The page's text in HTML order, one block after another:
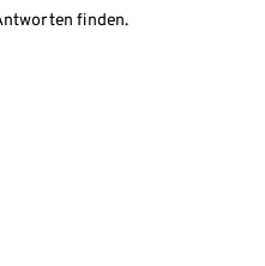
finden.